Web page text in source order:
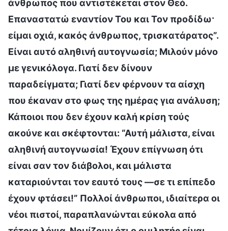
άνθρωπος που αντιστέκεται στον Θεό.
Επαναστατώ εναντίον Του και Τον προδίδω·
είμαι οχιά, κακός άνθρωπος, τρισκατάρατος”.
Είναι αυτό αληθινή αυτογνωσία; Μιλούν μόνο
με γενικόλογα. Γιατί δεν δίνουν
παραδείγματα; Γιατί δεν φέρνουν τα αίσχη
που έκαναν στο φως της ημέρας για ανάλυση;
Κάποιοι που δεν έχουν καλή κρίση τούς
ακούνε και σκέφτονται: “Αυτή μάλιστα, είναι
αληθινή αυτογνωσία! Έχουν επίγνωση ότι
είναι σαν τον διάβολοι, και μάλιστα
καταριούνται τον εαυτό τους —σε τι επίπεδο
έχουν φτάσει!” Πολλοί άνθρωποι, ιδιαίτερα οι
νέοι πιστοί, παραπλανώνται εύκολα από